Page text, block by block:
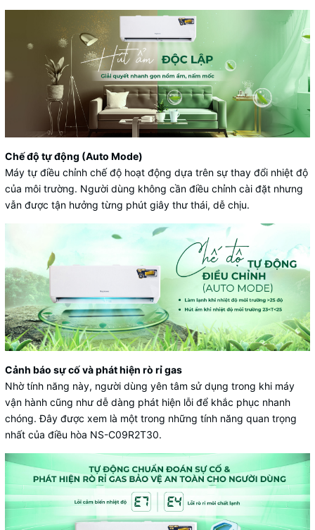
Chế độ tự động (Auto Mode)
Máy tự điều chỉnh chế độ hoạt động dựa trên sự thay đổi nhiệt độ
của môi trường. Người dùng không cần điều chỉnh cài đặt nhưng
vẫn được tận hưởng từng phút giây thư thái, dễ chịu.
Cảnh báo sự cố và phát hiện rò rỉ gas
Nhờ tính năng này, người dùng yên tâm sử dụng trong khi máy
vận hành cũng như dễ dàng phát hiện lỗi để khắc phục nhanh
chóng. Đây được xem là một trong những tính năng quan trọng
nhất của điều hòa NS-C09R2T30.